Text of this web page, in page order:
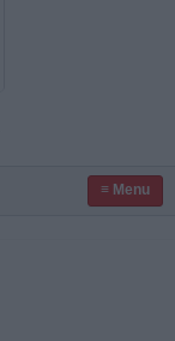
≡ Menu